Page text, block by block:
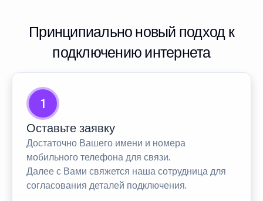
Принципиально новый подход к
подключению интернета
1
Оставьте заявку
Достаточно Вашего имени и номера
мобильного телефона для связи.
Далее с Вами свяжется наша сотрудница для
согласования деталей подключения.